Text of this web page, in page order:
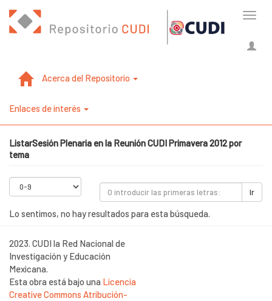
Acerca del Repositorio
Enlaces de interés
ListarSesión Plenaria en la Reunión CUDI Primavera 2012 por
tema
Ir
Lo sentimos, no hay resultados para esta búsqueda.
2023. CUDI la Red Nacional de
Investigación y Educación
Mexicana.
Esta obra está bajo una Licencia
Creative Commons Atribución-